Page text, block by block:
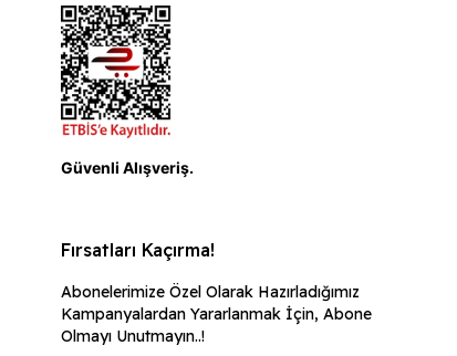
Güvenli Alışveriş.
Fırsatları Kaçırma!
Abonelerimize Özel Olarak Hazırladığımız
Kampanyalardan Yararlanmak İçin, Abone
Olmayı Unutmayın..!